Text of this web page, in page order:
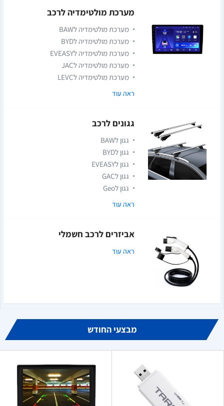
מערכת מולטימדיה לרכב
מערכת מולטימדיה לBAW
מערכת מולטימדיה לBYD
מערכת מולטימדיה לEVEASY
מערכת מולטימדיה לJAC
מערכת מולטימדיה לLEVC
ראה עוד
גגונים לרכב
גגון לBAW
גגון לBYD
גגון לEVEASY
גגון לGAC
גגון לGeo
ראה עוד
אביזרים לרכב חשמלי
ראה עוד
מבצעי החודש